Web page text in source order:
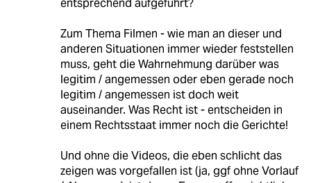
entsprechend aufgeführt?
Zum Thema Filmen - wie man an dieser und
anderen Situationen immer wieder feststellen
muss, geht die Wahrnehmung darüber was
legitim / angemessen oder eben gerade noch
legitim / angemessen ist doch weit
auseinander. Was Recht ist - entscheiden in
einem Rechtsstaat immer noch die Gerichte!
Und ohne die Videos, die eben schlicht das
zeigen was vorgefallen ist (ja, ggf ohne Vorlauf